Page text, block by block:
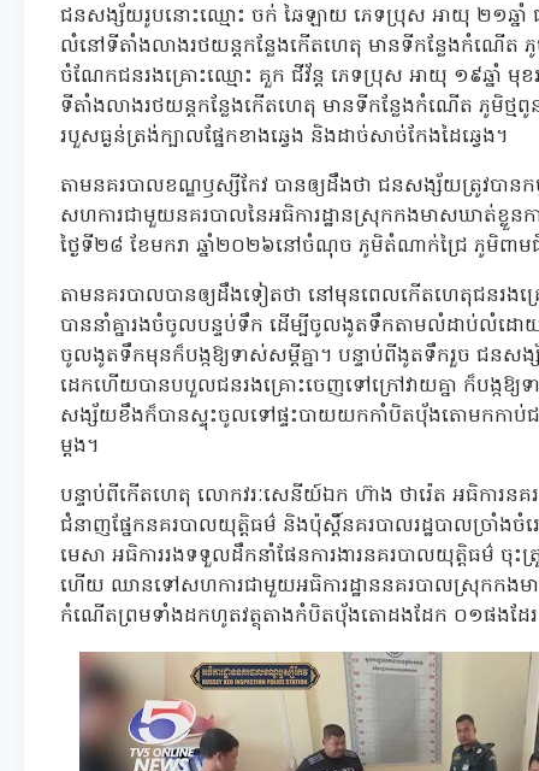
ជនសង្ស័យរូបនោះឈ្មោះ ចក់ ឆៃឡាយ ភេទប្រុស អាយុ ២១ឆ្នាំ ជ
លំនៅទីតាំងលាងរថយន្តកន្លែងកើតហេតុ មានទីកន្លែងកំណើត
ចំណែកជនរងគ្រោះឈ្មោះ គួក ជីវ័ន្ត ភេទប្រុស អាយុ ១៩ឆ្នាំ មុ
ទីតាំងលាងរថយន្តកន្លែងកើតហេតុ មានទីកន្លែងកំណើត ភូមិថ្
របួសធ្ងន់ត្រង់ក្បាលផ្នែកខាងឆ្វេង និងដាច់សាច់កែងដៃឆ្វេង។
តាមនគរបាលខណ្ឌឫស្សីកែវ បានឲ្យដឹងថា ជនសង្ស័យត្រូវបានក
សហការជាមួយនគរបាលនៃអធិការដ្ឋានស្រុកកងមាសឃាត់ខ្
ថ្ងៃទី២៨ ខែមករា ឆ្នាំ២០២៦នៅចំណុច ភូមិតំណាក់ជ្រៃ ភូមិពា
តាមនគរបាលបានឲ្យដឹងទៀតថា នៅមុនពេលកើតហេតុជនរងគ្
បាននាំគ្នារងចំចូលបន្ទប់ទឹក ដើម្បីចូលងូតទឹកតាមលំដាប់លំដ
ចូលងូតទឹកមុនក៏បង្កឱ្យទាស់សម្តីគ្នា។ បន្ទាប់ពីងូតទឹករួច ជនស
ដេកហើយបានបបួលជនរងគ្រោះចេញទៅក្រៅវាយគ្នា ក៏បង្កឱ្យទ
សង្ស័យខឹងក៏បានស្ទុះចូលទៅផ្ទះបាយយកកាំបិតបុ័ងតោមកកាប់
ម្តង។
បន្ទាប់ពីកើតហេតុ លោកវរៈសេនីយ៍ឯក ហ៊ាង ថារ៉េត អធិការនគ
ជំនាញផ្នែកនគរបាលយុត្តិធម៌ និងប៉ុស្តិ៍នគរបាលរដ្ឋបាលច្រ
មេសា អធិការរងទទួលដឹកនាំផែនការងារនគរបាលយុត្តិធម៌ ចុះត្
ហើយ ឈានទៅសហការជាមួយអធិការដ្ឋាននគរបាលស្រុកកង
កំណើតព្រមទាំងដកហូតវត្ថុតាងកំបិតបុ័ងតោដងដែក ០១ផងដ